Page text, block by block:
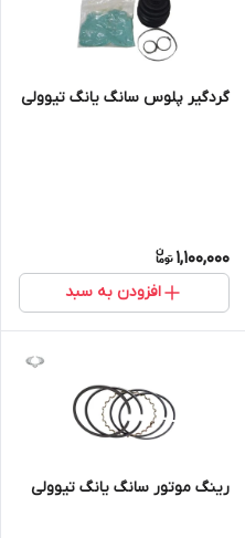
گردگیر پلوس سانگ یانگ تیوولی
1,100,000
افزودن به سبد
رینگ موتور سانگ یانگ تیوولی